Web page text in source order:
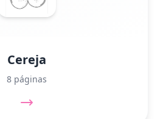
Cereja
8 páginas